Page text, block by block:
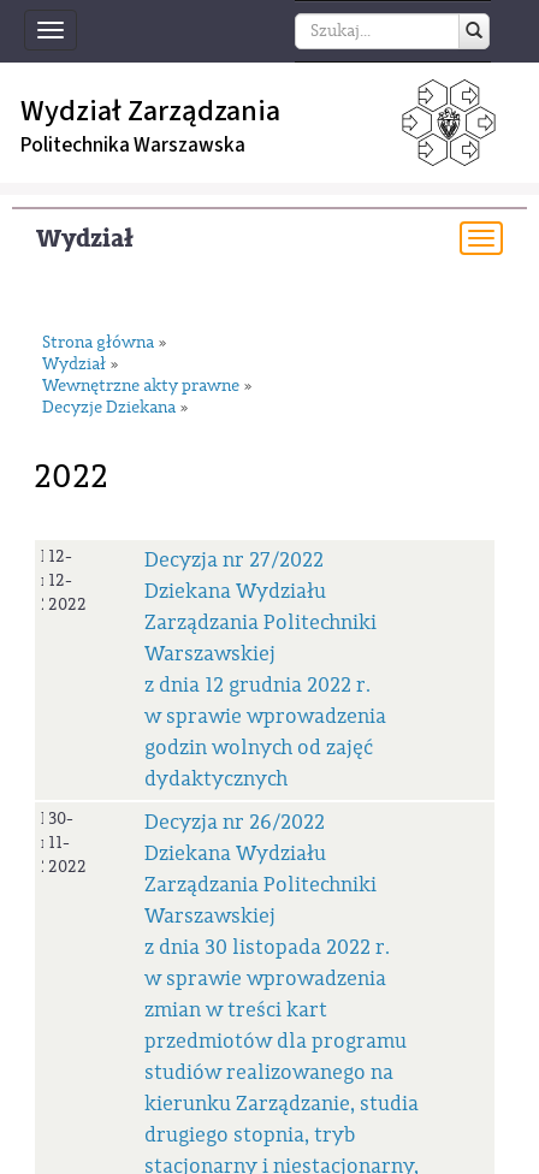
Toggle
navigation
Wydział Zarządzania
Politechnika Warszawska
Wydział
Strona główna »
Wydział »
Wewnętrzne akty prawne »
Decyzje Dziekana »
2022
Decyzja
nr
27/2022
12-
12-
2022
Decyzja nr 27/2022
Dziekana Wydziału
Zarządzania Politechniki
Warszawskiej
z dnia 12 grudnia 2022 r.
w sprawie wprowadzenia
godzin wolnych od zajęć
dydaktycznych
Decyzja
nr
26/2022
30-
11-
2022
Decyzja nr 26/2022
Dziekana Wydziału
Zarządzania Politechniki
Warszawskiej
z dnia 30 listopada 2022 r.
w sprawie wprowadzenia
zmian w treści kart
przedmiotów dla programu
studiów realizowanego na
kierunku Zarządzanie, studia
drugiego stopnia, tryb
stacjonarny i niestacjonarny,